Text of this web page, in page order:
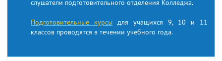
слушатели подготовительного отделения Колледжа.
Подготовительные курсы для учащихся 9, 10 и 11
классов проводятся в течении учебного года.